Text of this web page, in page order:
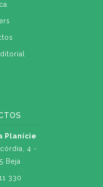
Planície
4 -
Beja
330